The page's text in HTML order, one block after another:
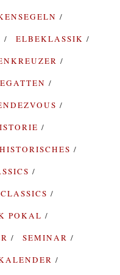
ELBEKLASSIK
HISTORISCHES
POKAL
SEMINAR